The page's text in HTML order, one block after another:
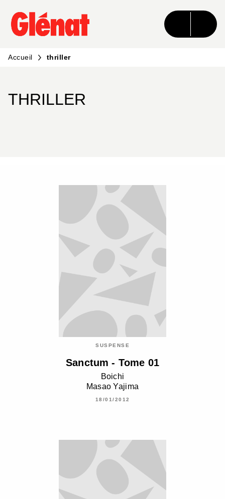
MENU RECHERCHE CONTENU
PIED DE PAGE
Accueil thriller
THRILLER
SUSPENSE
Sanctum - Tome 01
Boichi
Masao Yajima
18/01/2012